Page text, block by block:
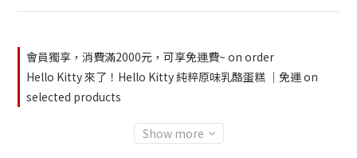
會員獨享，消費滿2000元，可享免運費~ on order
Hello Kitty 來了！Hello Kitty 純粹原味乳酪蛋糕 ｜免運 on
selected products
Show more